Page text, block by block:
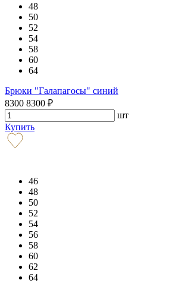
48
50
52
54
58
60
64
Брюки "Галапагосы" синий
8300 8300 ₽
шт
Купить
46
48
50
52
54
56
58
60
62
64